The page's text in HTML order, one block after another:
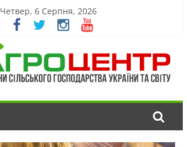
Четвер, 6 Серпня, 2026